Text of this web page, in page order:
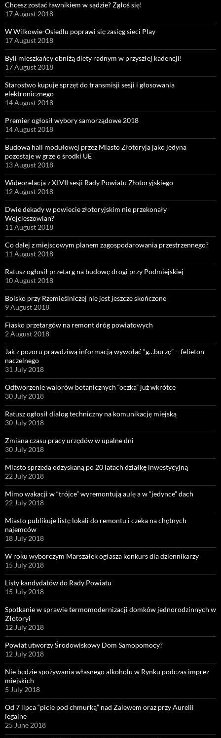
Chcesz zostać ławnikiem w sądzie? Zgłoś się!
17 August 2018
W Wilkowie-Osiedlu poprawi się zasięg sieci Play
17 August 2018
Byli mieszkańcy obniżą diety radnym w przyszłej kadencji!
17 August 2018
Starostwo kupuje sprzęt do transmisji sesji i głosowania
elektronicznego
14 August 2018
Premier ogłosił wybory samorządowe 2018
14 August 2018
Budowa hali modułowej przez Miasto Złotoryja jako jedyna
pozostaje w grze o środki UE
13 August 2018
Wideorelacja z XLVII sesji Rady Powiatu Złotoryjskiego
12 August 2018
Dwie dekady w powiecie złotoryjskim nie przekonały
Wojcieszowian?
11 August 2018
Co dalej z miejscowym planem zagospodarowania przestrzennego?
11 August 2018
Ratusz ogłosił przetarg na budowę drogi przy Podmiejskiej
10 August 2018
Boisko przy Rzemieślniczej nie jest jeszcze skończone
9 August 2018
Fiasko przetargów na remont dróg powiatowych
2 August 2018
Jak z pozoru prawdziwą informacją wywołać “g…burzę” – felieton
naczelnego
31 July 2018
Odtworzenie walorów botanicznych “oczka” już wkrótce
30 July 2018
Ratusz ogłosił dialog techniczny na komunikację miejską
30 July 2018
Zmiana czasu pracy urzędów w upalne dni
30 July 2018
Miasto sprzeda odzyskaną po 20 latach działkę inwestycyjną
22 July 2018
Mimo wakacji w “trójce” wyremontują aulę a w “jedynce” dach
22 July 2018
Miasto publikuje listę lokali do remontu i czeka na chętnych
najemców
18 July 2018
W roku wyborczym Marszałek ogłasza konkurs dla dziennikarzy
15 July 2018
Listy kandydatów do Rady Powiatu
15 July 2018
Spotkanie w sprawie termomodernizacji domków jednorodzinnych w
Złotoryi
12 July 2018
Powiat utworzy Środowiskowy Dom Samopomocy?
12 July 2018
Nie będzie spożywania własnego alkoholu w Rynku podczas imprez
miejskich
5 July 2018
Od 7 lipca “picie pod chmurką” nad Zalewem oraz przy Aurelii
legalne
25 June 2018